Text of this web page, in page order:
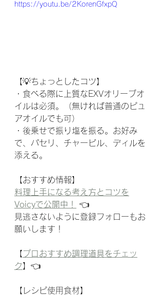
https://youtu.be/2KorenGfxpQ
【💡ちょっとしたコツ】
・食べる際に上質なEXVオリーブオ
イルは必須。（無ければ普通のピュ
アオイルでも可）
・後乗せで振り塩を振る。お好み
で、パセリ、チャービル、ディルを
添える。
【おすすめ情報】
料理上手になる考え方とコツを
Voicyで公開中！
👈
見逃さないように登録フォローもお
願いします！
【プロおすすめ調理道具をチェッ
ク】👈
【レシピ使用食材】